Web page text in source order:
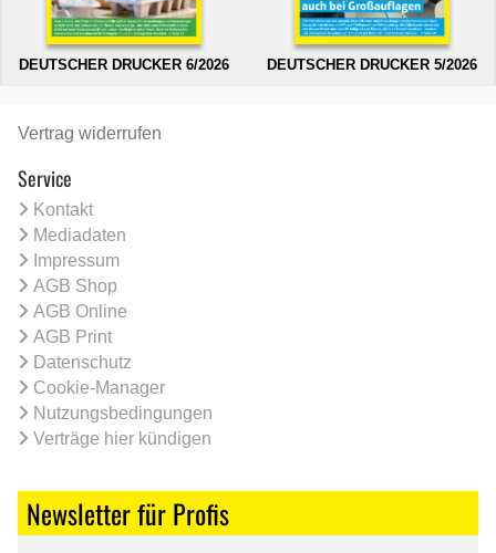
DEUTSCHER DRUCKER 6/2026 DEUTSCHER DRUCKER 5/2026
Vertrag widerrufen
Service
Kontakt
Mediadaten
Impressum
AGB Shop
AGB Online
AGB Print
Datenschutz
Cookie-Manager
Nutzungsbedingungen
Verträge hier kündigen
Newsletter für Profis